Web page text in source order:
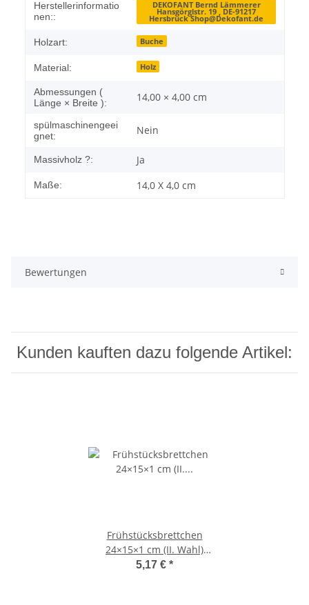
Produkteigenschaft
Wert
Herstellerinformatio
nen::
DEKOFANT Bernd Lämmerer
Hansgörglstr. 19 , DE-91217
Hersbruck Shop@Dekofant.de
Holzart: Buche
Material: Holz
Abmessungen (
Länge × Breite ):
14,00 × 4,00 cm
spülmaschinengeei
gnet:
Nein
Massivholz ?: Ja
Maße: 14,0 X 4,0 cm
Bewertungen
Kunden kauften dazu folgende Artikel:
Frühstücksbrettchen
24×15×1 cm (II. Wahl)
Ahornholz – naturbelassen
5,17 € *